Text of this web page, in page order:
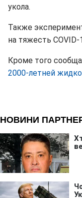
укола.
Также
на тяжесть
Кроме того
2000-летней